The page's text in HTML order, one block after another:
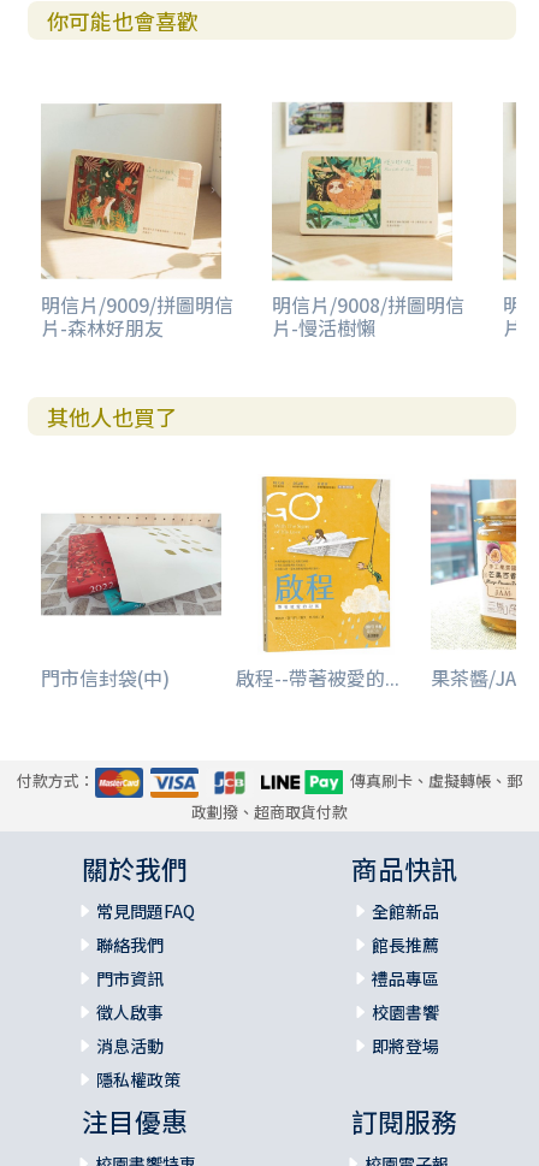
你可能也會喜歡
明信片/9009/拼圖明信
片-森林好朋友
明信片/9008/拼圖明信
片-慢活樹懶
明
片-
其他人也買了
門市信封袋(中) 啟程--帶著被愛的... 果茶醬/
付款方式：
傳真刷卡、虛擬轉帳、郵
政劃撥、超商取貨付款
關於我們
常見問題FAQ
聯絡我們
門市資訊
徵人啟事
消息活動
隱私權政策
商品快訊
全館新品
館長推薦
禮品專區
校園書饗
即將登場
注目優惠 訂閱服務